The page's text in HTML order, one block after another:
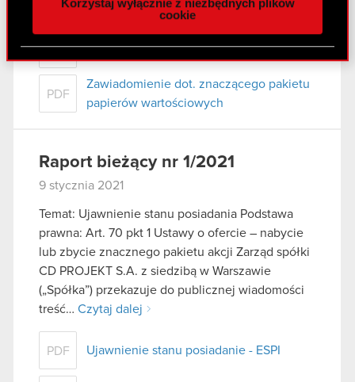
z naszej witryny, udostępniamy partnerom
Partnerzy mogą połączyć te informacje z innymi
danymi otrzymanymi od Ciebie lub uzyskanymi
podczas korzystania z ich usług. Kontynuując
korzystanie z naszej witryny, zgadasz się na
Korzystaj wyłącznie z niezbędnych plików
cookie
PDF Ujawnienie stanu posiadania - ESPI
PDF Notification of major holdings
PDF
Zawiadomienie dot. znaczącego pakietu
papierów wartościowych
Raport bieżący nr 1/2021
9 stycznia 2021
Temat: Ujawnienie stanu posiadania Podstawa
prawna: Art. 70 pkt 1 Ustawy o ofercie – nabycie
lub zbycie znacznego pakietu akcji Zarząd spółki
CD PROJEKT S.A. z siedzibą w Warszawie
(„Spółka”) przekazuje do publicznej wiadomości
treść… Czytaj dalej
PDF Ujawnienie stanu posiadanie - ESPI